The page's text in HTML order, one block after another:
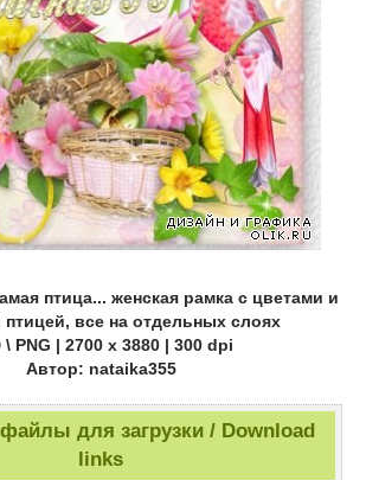
птица... женская рамка с цветами и
птицей, все на отдельных слоях
\ PNG | 2700 x 3880 | 300 dpi
Автор: nataika355
для загрузки / Download
links